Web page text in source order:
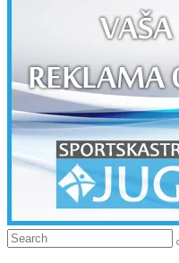
Search
for: